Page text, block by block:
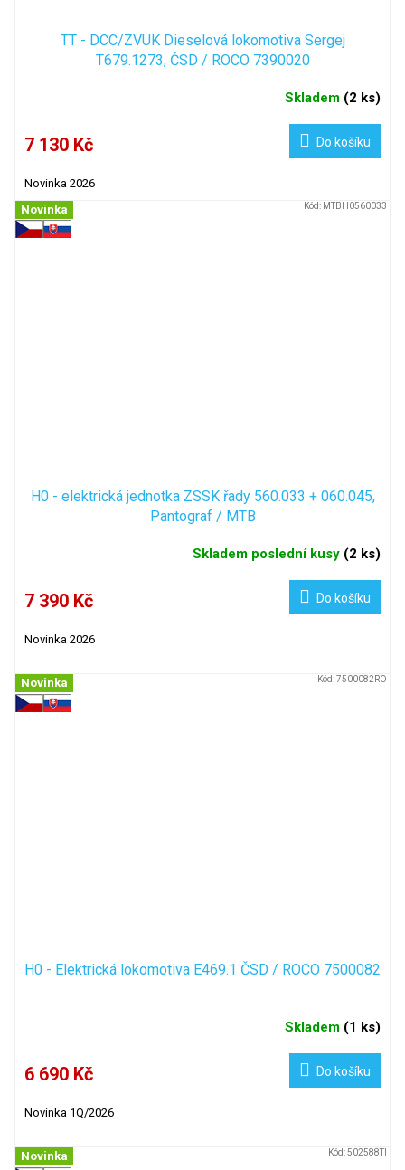
TT - DCC/ZVUK Dieselová lokomotiva Sergej
T679.1273, ČSD / ROCO 7390020
Skladem (2 ks)
7 130 Kč Do košíku
Novinka 2026
Novinka
H0 - elektrická jednotka ZSSK řady 560.033 + 060.045,
Pantograf / MTB
Skladem poslední kusy (2 ks)
7 390 Kč Do košíku
Novinka 2026
Kód: MTBH0560033
Novinka
H0 - Elektrická lokomotiva E469.1 ČSD / ROCO 7500082
Skladem (1 ks)
6 690 Kč Do košíku
Novinka 1Q/2026
Kód:7500082RO
Novinka Kód:502588TI